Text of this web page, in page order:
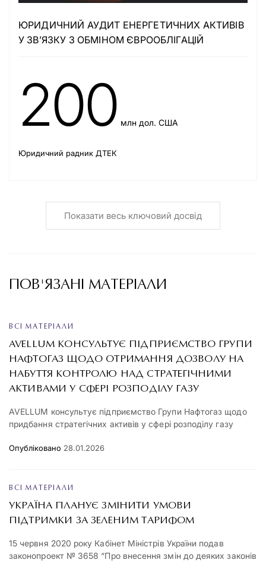
ЮРИДИЧНИЙ АУДИТ ЕНЕРГЕТИЧНИХ АКТИВІВ
У ЗВ’ЯЗКУ З ОБМІНОМ ЄВРООБЛІГАЦІЙ
200 млн дол. США
Юридичний радник ДТЕК
Показати весь ключовий досвід
ПОВ'ЯЗАНІ МАТЕРІАЛИ
ВСІ МАТЕРІАЛИ
AVELLUM КОНСУЛЬТУЄ ПІДПРИЄМСТВО ГРУПИ
НАФТОГАЗ ЩОДО ОТРИМАННЯ ДОЗВОЛУ НА
НАБУТТЯ КОНТРОЛЮ НАД СТРАТЕГІЧНИМИ
АКТИВАМИ У СФЕРІ РОЗПОДІЛУ ГАЗУ
AVELLUM консультує підприємство Групи Нафтогаз щодо
придбання стратегічних активів у сфері розподілу газу
Опубліковано 28.01.2026
ВСІ МАТЕРІАЛИ
УКРАЇНА ПЛАНУЄ ЗМІНИТИ УМОВИ
ПІДТРИМКИ ЗА ЗЕЛЕНИМ ТАРИФОМ
15 червня 2020 року Кабінет Міністрів України подав
законопроект № 3658 “Про внесення змін до деяких законів